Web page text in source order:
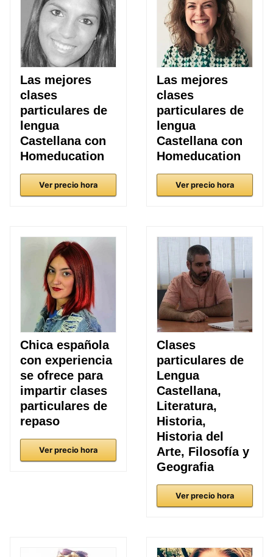
Las mejores
clases
particulares de
lengua
Castellana con
Homeducation
Ver precio hora
Las mejores
clases
particulares de
lengua
Castellana con
Homeducation
Ver precio hora
Chica española
con experiencia
se ofrece para
impartir clases
particulares de
repaso
Ver precio hora
Clases
particulares de
Lengua
Castellana,
Literatura,
Historia,
Historia del
Arte, Filosofía y
Geografia
Ver precio hora